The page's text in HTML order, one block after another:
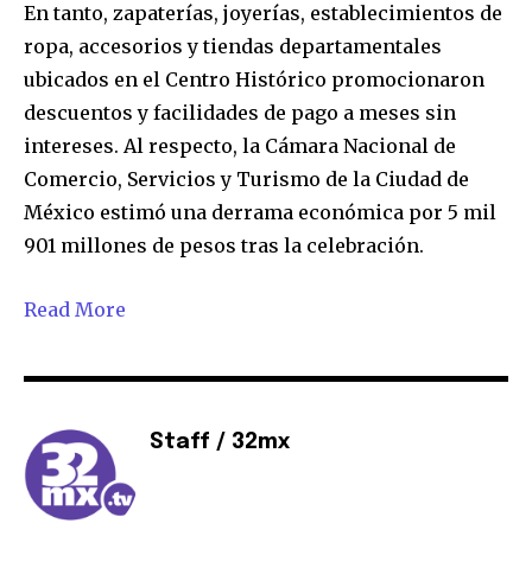
SUSCRIBIR
Acepto laPolítica de Privacidad.
32,111
Seguidores
32,214
Seguidores
11,243
Seguidores
En tanto, zapaterías, joyerías, establecimientos de
ropa, accesorios y tiendas departamentales
ubicados en el Centro Histórico promocionaron
descuentos y facilidades de pago a meses sin
intereses. Al respecto, la Cámara Nacional de
Comercio, Servicios y Turismo de la Ciudad de
México estimó una derrama económica por 5 mil
901 millones de pesos tras la celebración.
Read More
Staff / 32mx